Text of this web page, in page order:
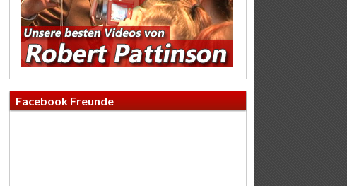
Facebook Freunde